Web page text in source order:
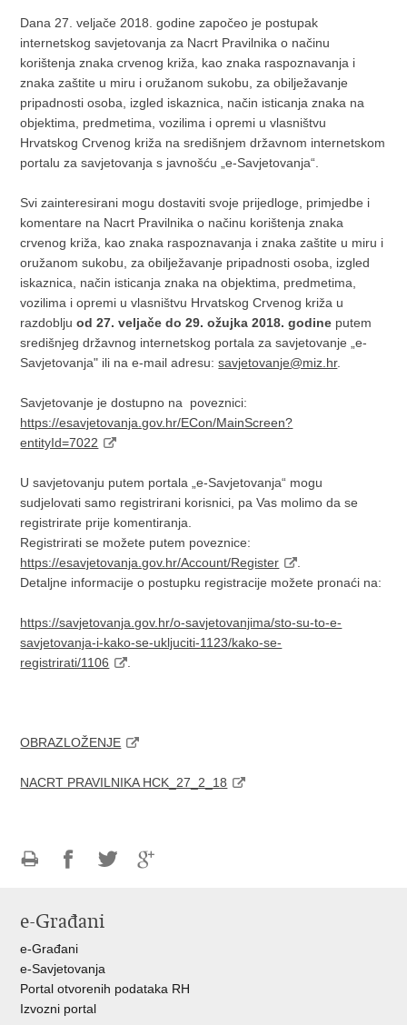
Dana 27. veljače 2018. godine započeo je postupak
internetskog savjetovanja za Nacrt Pravilnika o načinu
korištenja znaka crvenog križa, kao znaka raspoznavanja i
znaka zaštite u miru i oružanom sukobu, za obilježavanje
pripadnosti osoba, izgled iskaznica, način isticanja znaka na
objektima, predmetima, vozilima i opremi u vlasništvu
Hrvatskog Crvenog križa na središnjem državnom internetskom
portalu za savjetovanja s javnošću „e-Savjetovanja“.
Svi zainteresirani mogu dostaviti svoje prijedloge, primjedbe i
komentare na Nacrt Pravilnika o načinu korištenja znaka
crvenog križa, kao znaka raspoznavanja i znaka zaštite u miru i
oružanom sukobu, za obilježavanje pripadnosti osoba, izgled
iskaznica, način isticanja znaka na objektima, predmetima,
vozilima i opremi u vlasništvu Hrvatskog Crvenog križa u
razdoblju od 27. veljače do 29. ožujka 2018. godine putem
središnjeg državnog internetskog portala za savjetovanje „e-
Savjetovanja" ili na e-mail adresu:savjetovanje@miz.hr.
Savjetovanje je dostupno na poveznici:
https://esavjetovanja.gov.hr/ECon/MainScreen?
entityId=7022
U savjetovanju putem portala „e-Savjetovanja“ mogu
sudjelovati samo registrirani korisnici, pa Vas molimo da se
registrirate prije komentiranja.
Registrirati se možete putem poveznice:
https://esavjetovanja.gov.hr/Account/Register
Detaljne informacije o postupku registracije možete pronaći na:
https://savjetovanja.gov.hr/o-savjetovanjima/sto-su-to-e-
savjetovanja-i-kako-se-ukljuciti-1123/kako-se-
registrirati/1106
OBRAZLOŽENJE
NACRT PRAVILNIKA HCK_27_2_18
FacebookuTwitteru
e-Građani
e-Građani
e-Savjetovanja
Portal otvorenih podataka RH
Izvozni portal